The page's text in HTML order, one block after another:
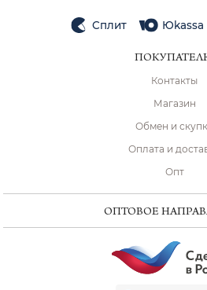
Сплит Юkassa
Контакты
Магазин
Обмен и
Оплата и
Опт
ОПТОВОЕ